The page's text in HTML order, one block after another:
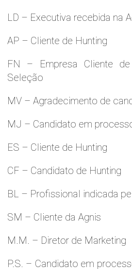
LD – Executiva recebida na
AP – Cliente de Hunting
FN – Empresa Cliente
Seleção
MV – Agradecimento de
MJ – Candidato em
ES – Cliente de Hunting
CF – Candidato de Hunting
BL – Profissional indicada
SM – Cliente da Agnis
M.M. – Diretor de Marketing
P.S. – Candidato em